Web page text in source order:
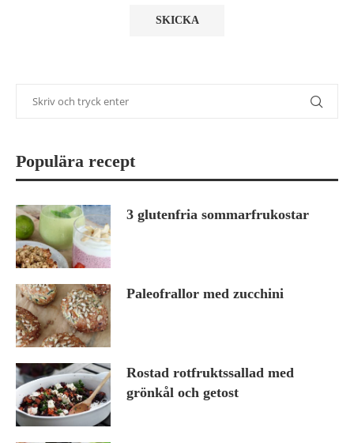
Populära recept
3 glutenfria sommarfrukostar
Paleofrallor med zucchini
Rostad rotfruktssallad med
grönkål och getost